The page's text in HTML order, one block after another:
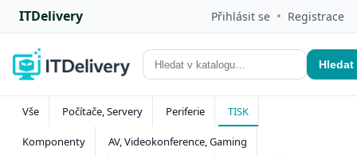
ITDelivery Přihlásit se • Registrace
Hledat
Vše Počítače, Servery Periferie TISK
Komponenty AV, Videokonference, Gaming